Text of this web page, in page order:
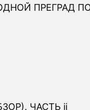
ПРЕГРАД
ЧАСТЬ ii